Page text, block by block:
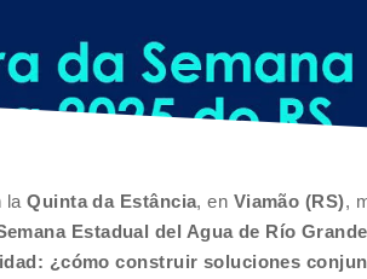
laQuinta da Estância, en Viamão (RS),
Estadual del Agua de Río
¿cómo construir soluciones